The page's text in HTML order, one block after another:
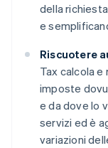
della
e
Riscuotere
Tax calcola
imposte
e da dove lo
servizi ed è
variazioni